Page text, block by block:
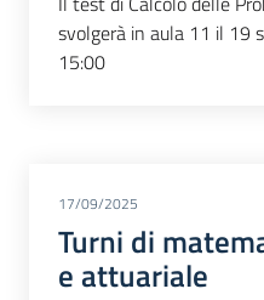
svolgerà in aula 11 il 19
15:00
17/09/2025
Turni di
e attuariale